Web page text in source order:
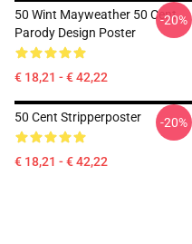
50 Wint Mayweather 50 Cent
Parody Design Poster
€ 18,21 - € 42,22
-20%
50 Cent Stripperposter
€ 18,21 - € 42,22
-20%